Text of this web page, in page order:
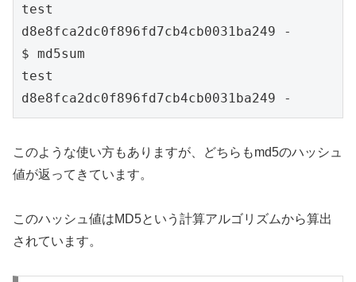
test
d8e8fca2dc0f896fd7cb4cb0031ba249 -
$ md5sum
test
d8e8fca2dc0f896fd7cb4cb0031ba249 -
このような使い方もありますが、どちらもmd5のハッシュ
値が返ってきています。
このハッシュ値はMD5という計算アルゴリズムから算出
されています。